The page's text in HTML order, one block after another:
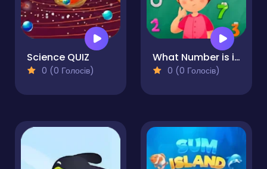
Science QUIZ
0 (0 Голосів)
What Number is it?
0 (0 Голосів)